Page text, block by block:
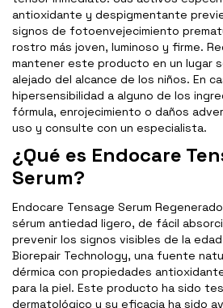
antioxidante y despigmentante
signos de fotoenvejecimiento
rostro más joven, luminoso y firme.
mantener este producto en un lugar
alejado del alcance de los niños. En
hipersensibilidad a alguno de los
fórmula, enrojecimiento o daños
uso y consulte con un especialista.
¿Qué es Endocare
Serum?
Endocare Tensage Serum
sérum antiedad ligero, de fácil
prevenir los signos visibles de la
Biorepair Technology, una fuente
dérmica con propiedades
para la piel. Este producto ha sido
dermatológico y su eficacia ha sido